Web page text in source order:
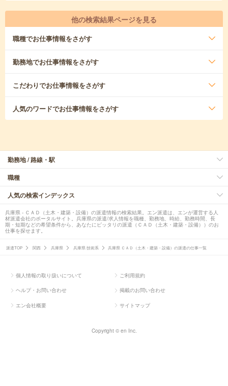
他の検索結果ページを見る
職種でお仕事情報をさがす
勤務地でお仕事情報をさがす
こだわりでお仕事情報をさがす
人気のワードでお仕事情報をさがす
勤務地 / 路線・駅
職種
人気の検索インデックス
兵庫県 - ＣＡＤ（土木・建築・設備）の派遣情報の検索結果。エン派遣は、エンが運営する人
材派遣会社のポータルサイト。兵庫県の派遣/求人情報を職種、勤務地、時給、勤務時間、長
期・短期などの希望条件から、あなたにピッタリの派遣（ＣＡＤ（土木・建築・設備））のお
仕事を探せます。
派遣TOP 関西 兵庫県 兵庫県 技術系 兵庫県 ＣＡＤ（土木・建築・設備）の派遣の仕事一覧
個人情報の取り扱いについて ご利用規約
ヘルプ・お問い合わせ 掲載のお問い合わせ
エン会社概要 サイトマップ
Copyright © en Inc.